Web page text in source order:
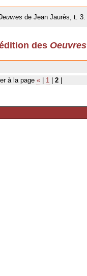
de Jean Jaurès, t. 3.
des Oeuvres
à la page « 1 2